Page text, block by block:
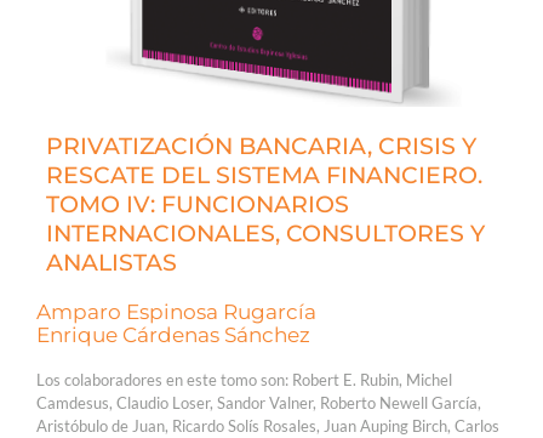
PRIVATIZACIÓN BANCARIA, CRISIS Y
RESCATE DEL SISTEMA FINANCIERO.
TOMO IV: FUNCIONARIOS
INTERNACIONALES, CONSULTORES Y
ANALISTAS
Amparo Espinosa Rugarcía
Enrique Cárdenas Sánchez
Los colaboradores en este tomo son: Robert E. Rubin, Michel
Camdesus, Claudio Loser, Sandor Valner, Roberto Newell García,
Aristóbulo de Juan, Ricardo Solís Rosales, Juan Auping Birch, Carlos